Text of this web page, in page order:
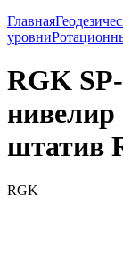
Главная
уровни
RGK
штатив
RGK